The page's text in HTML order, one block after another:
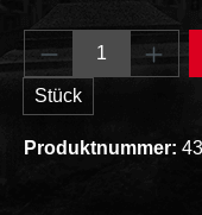
Produkt
Stück
Produktnummer: